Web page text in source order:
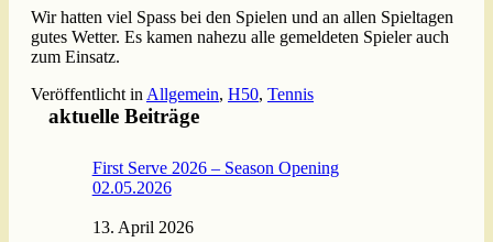
Wir hatten viel Spass bei den Spielen und an allen Spieltagen
gutes Wetter. Es kamen nahezu alle gemeldeten Spieler auch
zum Einsatz.
Veröffentlicht inAllgemein, H50, Tennis
aktuelle Beiträge
First Serve 2026 – Season Opening
02.05.2026
13. April 2026